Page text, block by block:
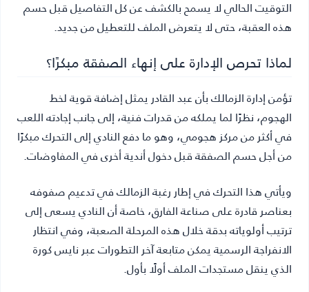
التوقيت الحالي لا يسمح بالكشف عن كل التفاصيل قبل حسم
هذه العقبة، حتى لا يتعرض الملف للتعطيل من جديد.
لماذا تحرص الإدارة على إنهاء الصفقة مبكرًا؟
تؤمن إدارة الزمالك بأن عبد القادر يمثل إضافة قوية لخط
الهجوم، نظرًا لما يملكه من قدرات فنية، إلى جانب إجادته اللعب
في أكثر من مركز هجومي، وهو ما دفع النادي إلى التحرك مبكرًا
من أجل حسم الصفقة قبل دخول أندية أخرى في المفاوضات.
ويأتي هذا التحرك في إطار رغبة الزمالك في تدعيم صفوفه
بعناصر قادرة على صناعة الفارق، خاصة أن النادي يسعى إلى
ترتيب أولوياته بدقة خلال هذه المرحلة الصعبة، وفي انتظار
الانفراجة الرسمية يمكن متابعة آخر التطورات عبرنايس كورة
الذي ينقل مستجدات الملف أولًا بأول.